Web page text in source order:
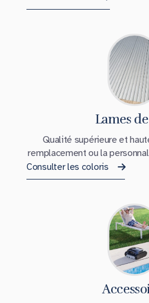
Lames
Qualité supérieure et
remplacement ou la
Consulter les coloris